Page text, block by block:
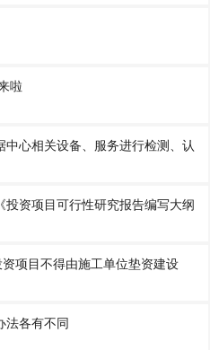
啦
心相关设备、服务进行检测、认
资项目可行性研究报告编写大纲
项目不得由施工单位垫资建设
法各有不同